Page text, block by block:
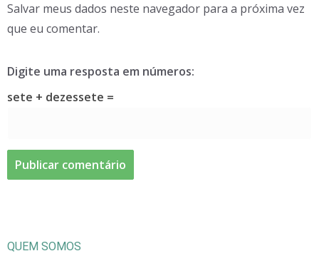
Salvar meus dados neste navegador para a próxima vez
que eu comentar.
Digite uma resposta em números:
sete + dezessete =
QUEM SOMOS